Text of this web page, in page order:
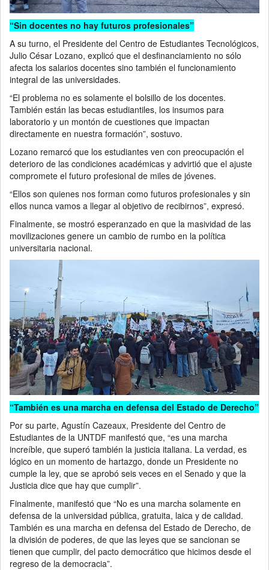
“Sin docentes no hay futuros profesionales”
A su turno, el Presidente del Centro de Estudiantes Tecnológicos,
Julio César Lozano, explicó que el desfinanciamiento no sólo
afecta los salarios docentes sino también el funcionamiento
integral de las universidades.
“El problema no es solamente el bolsillo de los docentes.
También están las becas estudiantiles, los insumos para
laboratorio y un montón de cuestiones que impactan
directamente en nuestra formación”, sostuvo.
Lozano remarcó que los estudiantes ven con preocupación el
deterioro de las condiciones académicas y advirtió que el ajuste
compromete el futuro profesional de miles de jóvenes.
“Ellos son quienes nos forman como futuros profesionales y sin
ellos nunca vamos a llegar al objetivo de recibirnos”, expresó.
Finalmente, se mostró esperanzado en que la masividad de las
movilizaciones genere un cambio de rumbo en la política
universitaria nacional.
“También es una marcha en defensa del Estado de Derecho”
Por su parte, Agustín Cazeaux, Presidente del Centro de
Estudiantes de la UNTDF manifestó que, “es una marcha
increíble, que superó también la justicia italiana. La verdad, es
lógico en un momento de hartazgo, donde un Presidente no
cumple la ley, que se aprobó seis veces en el Senado y que la
Justicia dice que hay que cumplir”.
Finalmente, manifestó que “No es una marcha solamente en
defensa de la universidad pública, gratuita, laica y de calidad.
También es una marcha en defensa del Estado de Derecho, de
la división de poderes, de que las leyes que se sancionan se
tienen que cumplir, del pacto democrático que hicimos desde el
regreso de la democracia”.